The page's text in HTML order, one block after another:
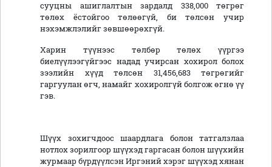
сууцны ашиглалтын зардалд 338,000 төгрөг
төлөх ёстойгоо төлөөгүй, би төлсөн учир
нэхэмжлэлийг зөвшөөрөхгүй.
Харин түүнээс төлбөр төлөх үүргээ
биелүүлээгүйгээс надад учирсан хохирол болох
зээлийн хүүд төлсөн 31,456,683 төгрөгийг
гаргуулан өгч, намайг хохиролгүй болгож өгнө үү
гэв.
Шүүх зохигчдоос шаардлага болон татгалзлаа
нотлох зорилгоор шүүхэд гаргасан болон шүүхийн
журмаар бүрдүүлсэн Иргэний хэрэг шүүхэд хянан